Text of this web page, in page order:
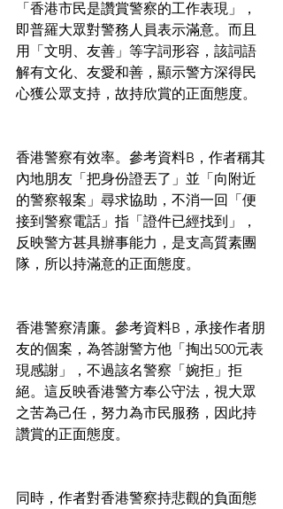
「香港市民是讚賞警察的工作表現」，
即普羅大眾對警務人員表示滿意。而且
用「文明、友善」等字詞形容，該詞語
解有文化、友愛和善，顯示警方深得民
心獲公眾支持，故持欣賞的正面態度。
香港警察有效率。參考資料B，作者稱其
內地朋友「把身份證丟了」並「向附近
的警察報案」尋求協助，不消一回「便
接到警察電話」指「證件已經找到」，
反映警方甚具辦事能力，是支高質素團
隊，所以持滿意的正面態度。
香港警察清廉。參考資料B，承接作者朋
友的個案，為答謝警方他「掏出500元表
現感謝」，不過該名警察「婉拒」拒
絕。這反映香港警方奉公守法，視大眾
之苦為己任，努力為市民服務，因此持
讚賞的正面態度。
同時，作者對香港警察持悲觀的負面態